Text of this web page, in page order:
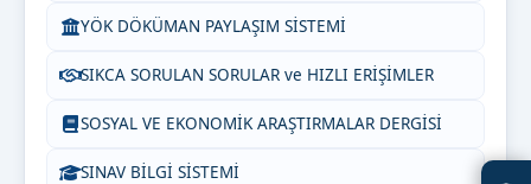
YÖK DÖKÜMAN PAYLAŞIM SİSTEMİ
SIKCA SORULAN SORULAR ve HIZLI ERİŞİMLER
SOSYAL VE EKONOMİK ARAŞTIRMALAR DERGİSİ
SINAV BİLGİ SİSTEMİ